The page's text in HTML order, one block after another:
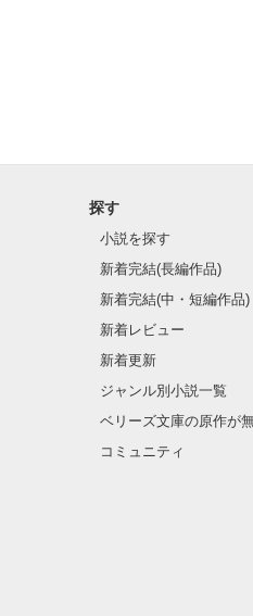
探す
小説を探す
新着完結(長編作品)
新着完結(中・短編作品)
新着レビュー
新着更新
ジャンル別小説一覧
ベリーズ文庫の原作が
コミュニティ